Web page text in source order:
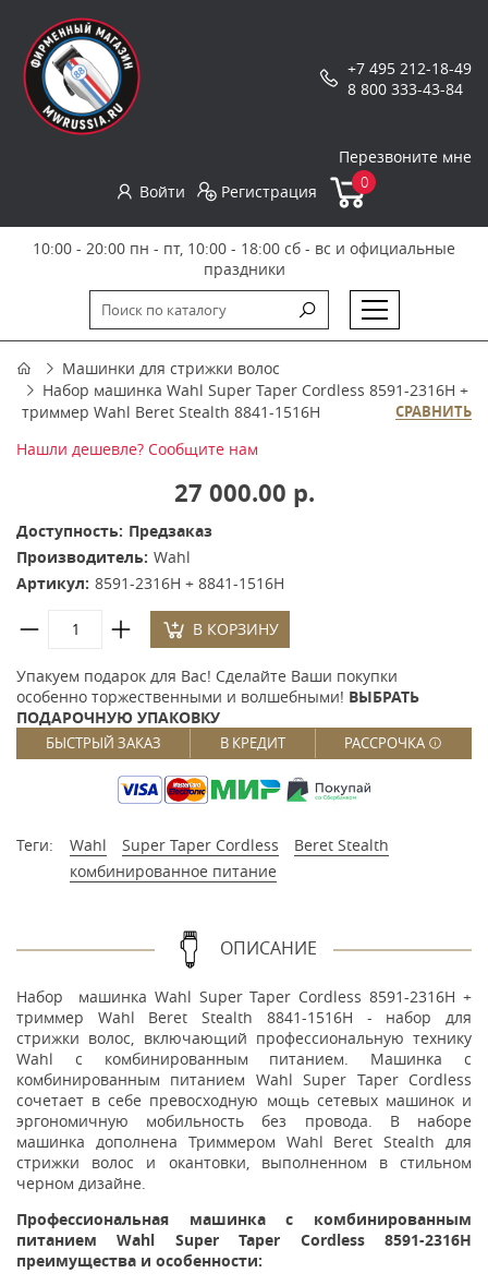
+7 495 212-18-49
8 800 333-43-84
Перезвоните мне
Войти
Регистрация 0
10:00 - 20:00 пн - пт, 10:00 - 18:00 сб - вс и официальные
праздники
Машинки для стрижки волос
Набор машинка Wahl Super Taper Cordless 8591-2316H +
триммер Wahl Beret Stealth 8841-1516H
СРАВНИТЬ
Нашли дешевле? Сообщите нам
27 000.00 р.
Доступность: Предзаказ
Производитель: Wahl
Артикул: 8591-2316H + 8841-1516H
В КОРЗИНУ
Упакуем подарок для Вас! Сделайте Ваши покупки
особенно торжественными и волшебными! ВЫБРАТЬ
ПОДАРОЧНУЮ УПАКОВКУ
БЫСТРЫЙ ЗАКАЗ В КРЕДИТ РАССРОЧКА
Теги: Wahl Super Taper Cordless
Beret Stealth
комбинированное питание
ОПИСАНИЕ
Набор машинка Wahl Super Taper Cordless 8591-2316H +
триммер Wahl Beret Stealth 8841-1516H - набор для
стрижки волос, включающий профессиональную технику
Wahl с комбинированным питанием. Машинка с
комбинированным питанием Wahl Super Taper Cordless
сочетает в себе превосходную мощь сетевых машинок и
эргономичную мобильность без провода. В наборе
машинка дополнена Триммером Wahl Beret Stealth для
стрижки волос и окантовки, выполненном в стильном
черном дизайне.
Профессиональная машинка с комбинированным
питанием Wahl Super Taper Cordless 8591-2316H
преимущества и особенности: